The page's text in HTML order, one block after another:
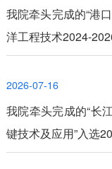
我院牵头完成的“港
洋工程技术2024-
2026-07-16
我院牵头完成的“长
键技术及应用”入选